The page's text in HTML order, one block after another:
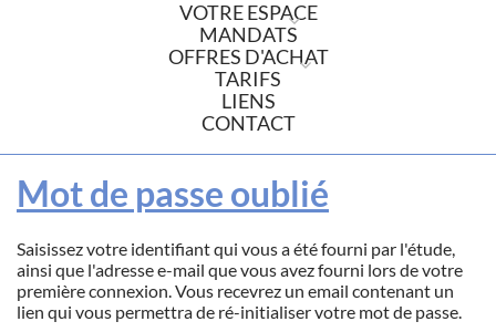
VOTRE ESPACE
MANDATS
OFFRES D'ACHAT
TARIFS
LIENS
CONTACT
Mot de passe oublié
Saisissez votre identifiant qui vous a été fourni par l'étude,
ainsi que l'adresse e-mail que vous avez fourni lors de votre
première connexion. Vous recevrez un email contenant un
lien qui vous permettra de ré-initialiser votre mot de passe.